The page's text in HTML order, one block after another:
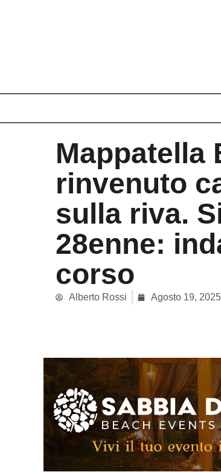
Mappatella
rinvenuto
sulla riva.
28enne:
corso
Alberto Rossi Agosto 19, 2025